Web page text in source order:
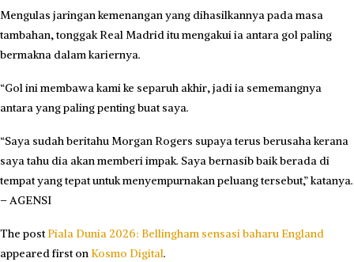
Mengulas jaringan kemenangan yang dihasilkannya pada masa
tambahan, tonggak Real Madrid itu mengakui ia antara gol paling
bermakna dalam kariernya.
“Gol ini membawa kami ke separuh akhir, jadi ia sememangnya
antara yang paling penting buat saya.
“Saya sudah beritahu Morgan Rogers supaya terus berusaha kerana
saya tahu dia akan memberi impak. Saya bernasib baik berada di
tempat yang tepat untuk menyempurnakan peluang tersebut,” katanya.
– AGENSI
The postPiala Dunia 2026: Bellingham sensasi baharu England
appeared first on Kosmo Digital.